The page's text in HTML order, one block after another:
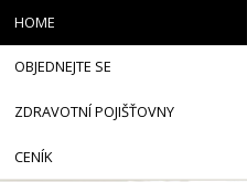
HOME
OBJEDNEJTE SE
ZDRAVOTNÍ POJIŠŤOVNY
CENÍK